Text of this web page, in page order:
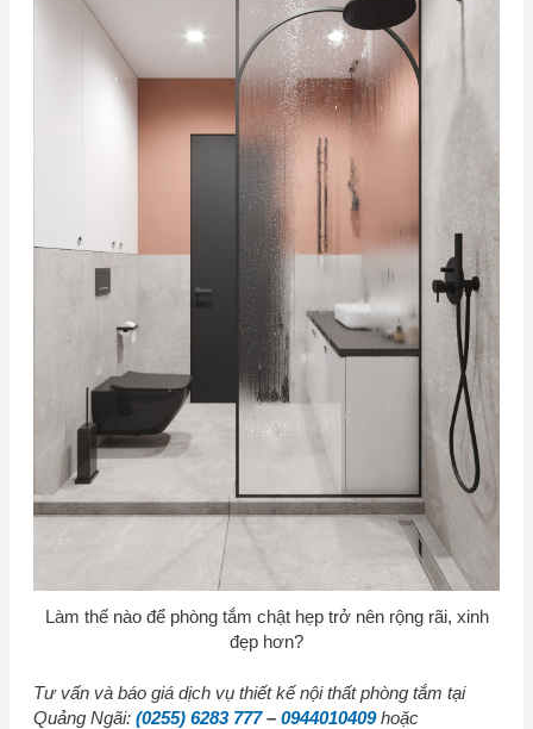
Làm thế nào để phòng tắm chật hẹp trở nên rộng rãi, xinh
đẹp hơn?
Tư vấn và báo giá dịch vụ thiết kế nội thất phòng tắm tại
Quảng Ngãi: (0255) 6283 777– 0944010409hoặc